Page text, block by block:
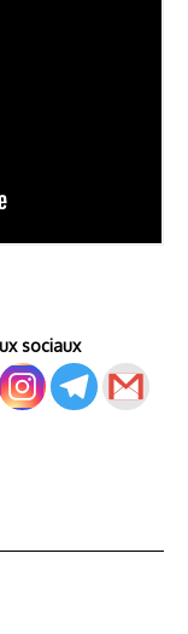
sociaux